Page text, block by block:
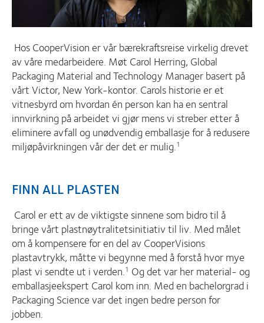
Hos CooperVision er vår bærekraftsreise virkelig drevet
av våre medarbeidere. Møt Carol Herring, Global
Packaging Material and Technology Manager basert på
vårt Victor, New York-kontor. Carols historie er et
vitnesbyrd om hvordan én person kan ha en sentral
innvirkning på arbeidet vi gjør mens vi streber etter å
eliminere avfall og unødvendig emballasje for å redusere
miljøpåvirkningen vår der det er mulig.1
FINN ALL PLASTEN
Carol er ett av de viktigste sinnene som bidro til å
bringe vårt plastnøytralitetsinitiativ til liv. Med målet
om å kompensere for en del av CooperVisions
plastavtrykk, måtte vi begynne med å forstå hvor mye
plast vi sendte ut i verden.1 Og det var her material- og
emballasjeekspert Carol kom inn. Med en bachelorgrad i
Packaging Science var det ingen bedre person for
jobben.